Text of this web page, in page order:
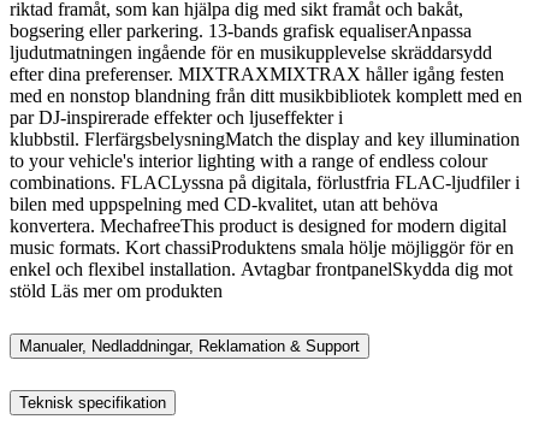
riktad framåt, som kan hjälpa dig med sikt framåt och bakåt,
bogsering eller parkering. 13-bands grafisk equaliserAnpassa
ljudutmatningen ingående för en musikupplevelse skräddarsydd
efter dina preferenser. MIXTRAXMIXTRAX håller igång festen
med en nonstop blandning från ditt musikbibliotek komplett med en
par DJ-inspirerade effekter och ljuseffekter i
klubbstil. FlerfärgsbelysningMatch the display and key illumination
to your vehicle's interior lighting with a range of endless colour
combinations. FLACLyssna på digitala, förlustfria FLAC-ljudfiler i
bilen med uppspelning med CD-kvalitet, utan att behöva
konvertera. MechafreeThis product is designed for modern digital
music formats. Kort chassiProduktens smala hölje möjliggör för en
enkel och flexibel installation. Avtagbar frontpanelSkydda dig mot
stöld Läs mer om produkten
Manualer, Nedladdningar, Reklamation & Support
Teknisk specifikation